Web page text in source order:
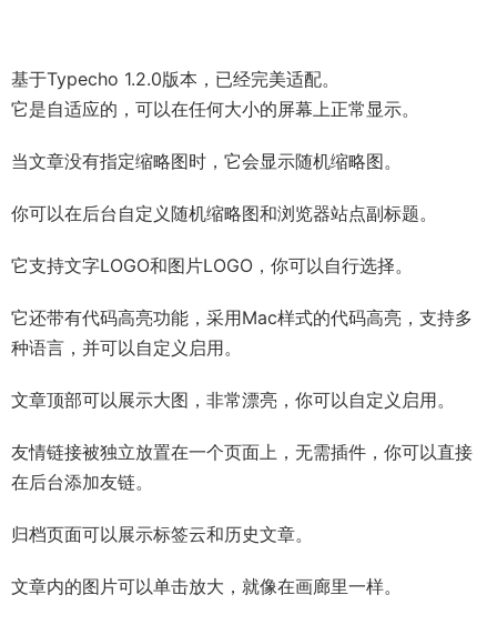
基于Typecho 1.2.0版本，已经完美适配。
它是自适应的，可以在任何大小的屏幕上正常显示。
当文章没有指定缩略图时，它会显示随机缩略图。
你可以在后台自定义随机缩略图和浏览器站点副标题。
它支持文字LOGO和图片LOGO，你可以自行选择。
它还带有代码高亮功能，采用Mac样式的代码高亮，支持多
种语言，并可以自定义启用。
文章顶部可以展示大图，非常漂亮，你可以自定义启用。
友情链接被独立放置在一个页面上，无需插件，你可以直接
在后台添加友链。
归档页面可以展示标签云和历史文章。
文章内的图片可以单击放大，就像在画廊里一样。